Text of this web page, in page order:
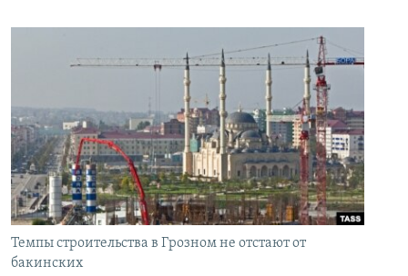
MULTIMEDIA
FOTOQALEREYA
İNFOQRAFIKA
KARIKATURA
OXU ZALI
AZƏRBAYCAN ƏDƏBIYYATI KITABXANASI
İSLAM VƏ DEMOKRATIYA
HAQQIMIZDA
MISSIYAMIZ
PEŞƏ ETIKASI VƏ JURNALISTIKA STANDARTLARIMIZ
AZADLIQRADIOSU MOBIL TELEFONUNUZDA
BIZI IZLƏ
RFE/RL-in bütün saytları
Темпы строительства в Грозном не отстают от
бакинских